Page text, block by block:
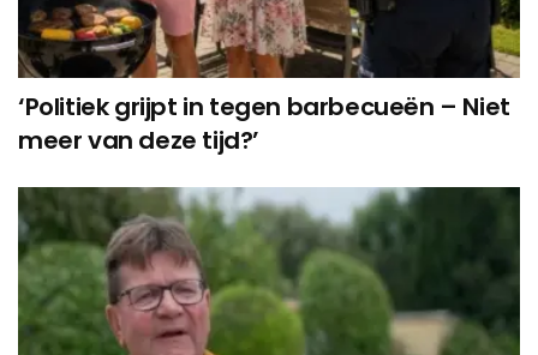
‘Politiek grijpt in tegen barbecueën – Niet
meer van deze tijd?’